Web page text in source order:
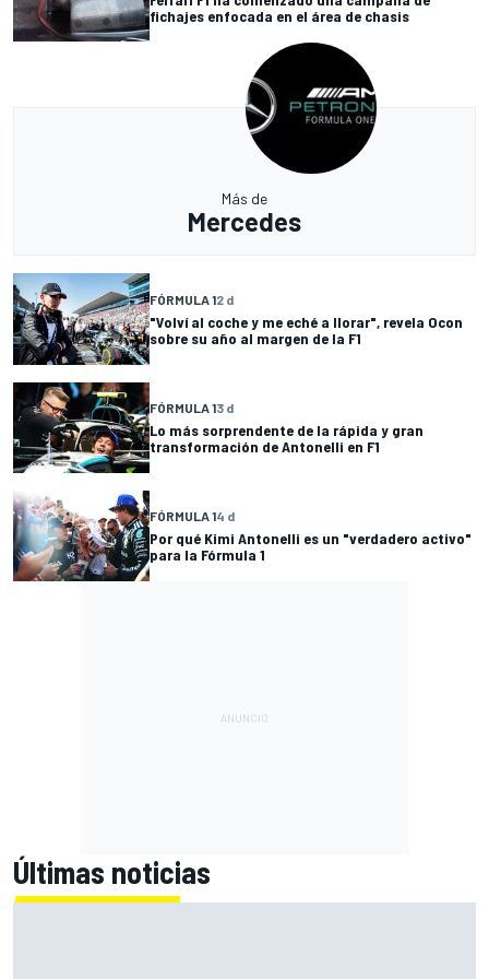
fichajes enfocada en el área de chasis
Más de
Mercedes
FÓRMULA 12 d
"Volví al coche y me eché a llorar", revela Ocon
sobre su año al margen de la F1
FÓRMULA 13 d
Lo más sorprendente de la rápida y gran
transformación de Antonelli en F1
FÓRMULA 14 d
Por qué Kimi Antonelli es un "verdadero activo"
para la Fórmula 1
Últimas noticias